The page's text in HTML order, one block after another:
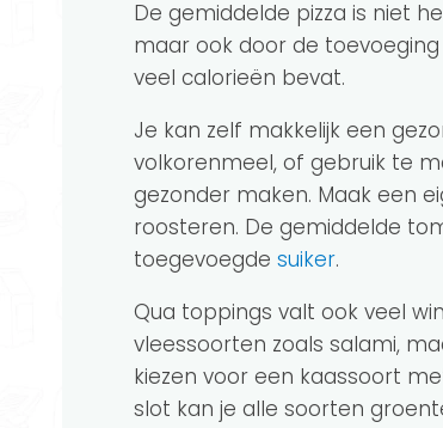
De gemiddelde pizza is niet
maar ook door de
veel calorieën bevat.
Je kan zelf makkelijk een
volkorenmeel, of gebruik te
gezonder maken. Maak een
roosteren. De gemiddelde
toegevoegde suiker.
Qua toppings valt ook veel
vleessoorten zoals salami,
kiezen voor een kaassoort
slot kan je alle soorten